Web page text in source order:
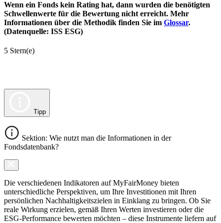
Wenn ein Fonds kein Rating hat, dann wurden die benötigten
Schwellenwerte für die Bewertung nicht erreicht. Mehr
Informationen über die Methodik finden Sie im Glossar.
(Datenquelle: ISS ESG)
5 Stern(e)
Tipp
Sektion: Wie nutzt man die Informationen in der
Fondsdatenbank?
Die verschiedenen Indikatoren auf MyFairMoney bieten
unterschiedliche Perspektiven, um Ihre Investitionen mit Ihren
persönlichen Nachhaltigkeitszielen in Einklang zu bringen. Ob Sie
reale Wirkung erzielen, gemäß Ihren Werten investieren oder die
ESG-Performance bewerten möchten – diese Instrumente liefern auf